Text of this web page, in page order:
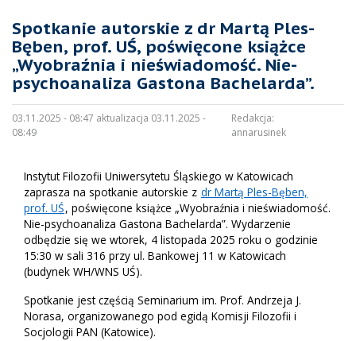
Spotkanie autorskie z dr Martą Ples-
Bęben, prof. UŚ, poświęcone książce
„Wyobraźnia i nieświadomość. Nie-
psychoanaliza Gastona Bachelarda”.
03.11.2025 - 08:47 aktualizacja 03.11.2025 -
08:49
Redakcja:
annarusinek
Instytut Filozofii Uniwersytetu Śląskiego w Katowicach
zaprasza na spotkanie autorskie z dr Martą Ples-Bęben,
prof. UŚ, poświęcone książce „Wyobraźnia i nieświadomość.
Nie-psychoanaliza Gastona Bachelarda”. Wydarzenie
odbędzie się we wtorek, 4 listopada 2025 roku o godzinie
15:30 w sali 316 przy ul. Bankowej 11 w Katowicach
(budynek WH/WNS UŚ).
Spotkanie jest częścią Seminarium im. Prof. Andrzeja J.
Norasa, organizowanego pod egidą Komisji Filozofii i
Socjologii PAN (Katowice).